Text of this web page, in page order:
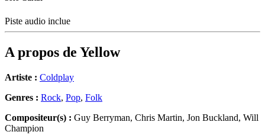
Piste audio inclue
A propos de Yellow
Artiste : Coldplay
Genres : Rock, Pop, Folk
Compositeur(s) : Guy Berryman, Chris Martin, Jon Buckland, Will
Champion